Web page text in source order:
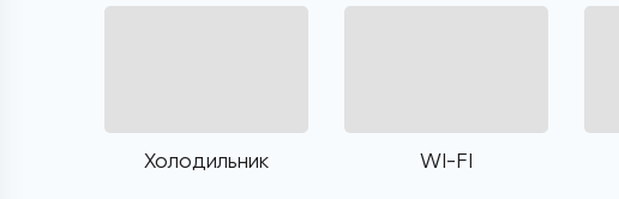
Холодильник WI-FI